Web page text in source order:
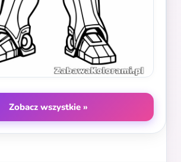
Zobacz wszystkie »